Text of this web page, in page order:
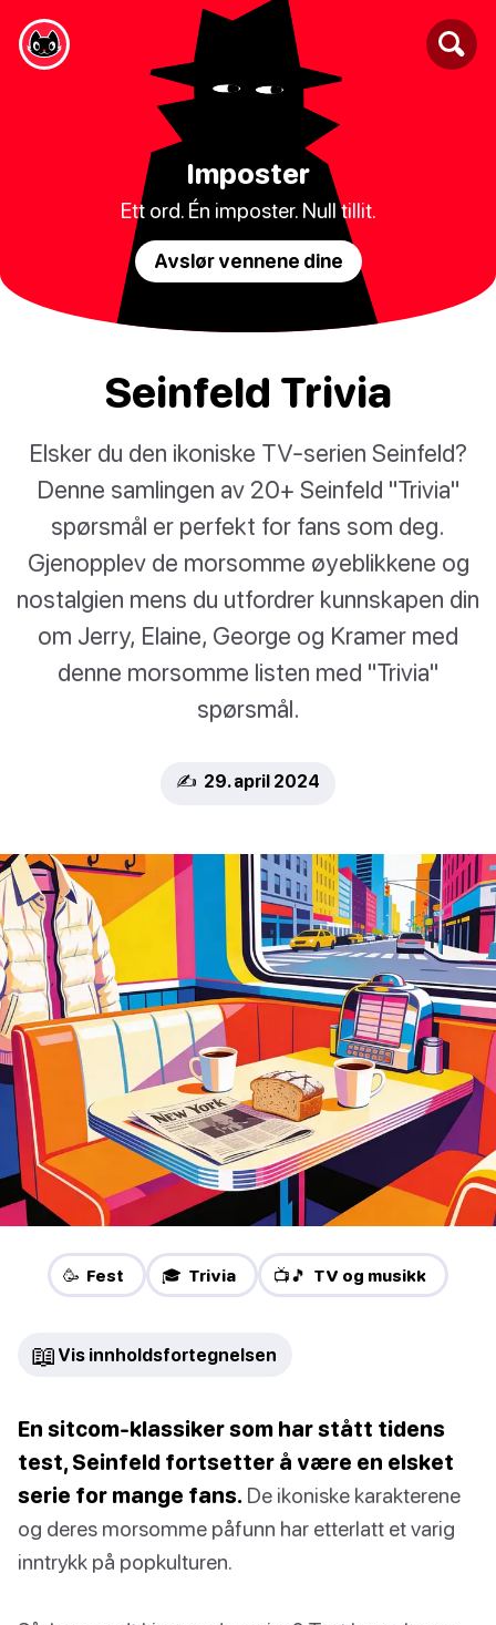
Imposter
Ett ord. Én imposter. Null tillit.
Avslør vennene dine
Seinfeld Trivia
Elsker du den ikoniske TV-serien Seinfeld?
Denne samlingen av 20+ Seinfeld "Trivia"
spørsmål er perfekt for fans som deg.
Gjenopplev de morsomme øyeblikkene og
nostalgien mens du utfordrer kunnskapen din
om Jerry, Elaine, George og Kramer med
denne morsomme listen med "Trivia"
spørsmål.
✍️ 29. april 2024
🥳 Fest 🎓 Trivia 📺🎵 TV og musikk
📖 Vis innholdsfortegnelsen
En sitcom-klassiker som har stått tidens
test, Seinfeld fortsetter å være en elsket
serie for mange fans. De ikoniske karakterene
og deres morsomme påfunn har etterlatt et varig
inntrykk på popkulturen.